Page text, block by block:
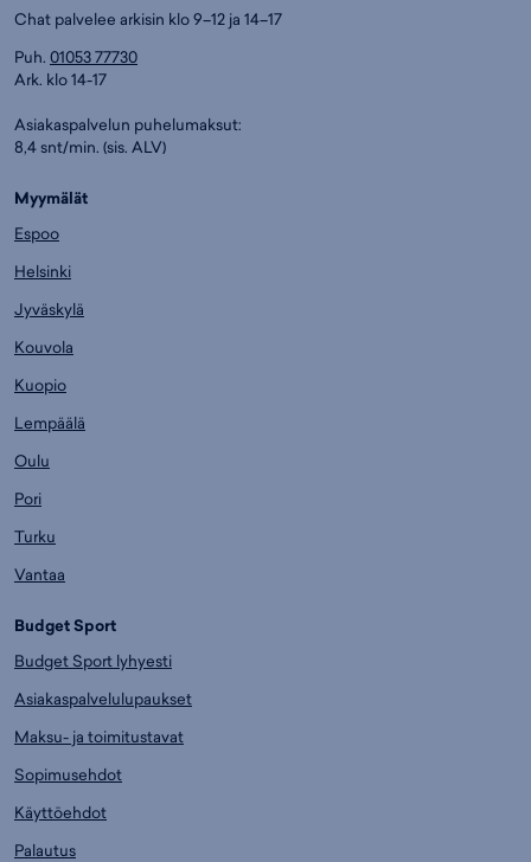
Chat palvelee arkisin klo 9–12 ja 14–17
Puh. 01053 77730
Ark. klo 14-17
Asiakaspalvelun puhelumaksut:
8,4 snt/min. (sis. ALV)
Myymälät
Espoo
Helsinki
Jyväskylä
Kouvola
Kuopio
Lempäälä
Oulu
Pori
Turku
Vantaa
Budget Sport
Budget Sport lyhyesti
Asiakaspalvelulupaukset
Maksu- ja toimitustavat
Sopimusehdot
Käyttöehdot
Palautus